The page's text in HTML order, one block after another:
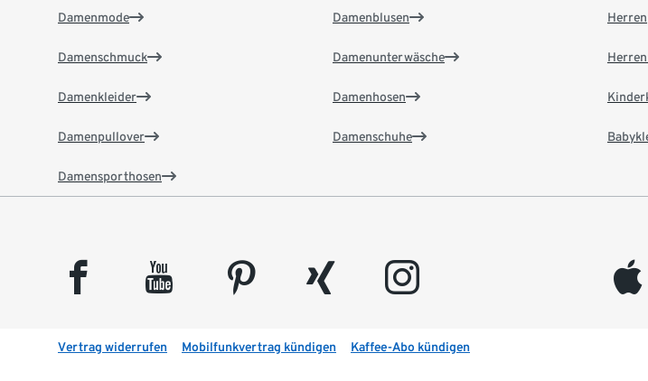
Damenmode
Damenschmuck
Damenkleider
Damenpullover
Damensporthosen
Damenblusen
Damenunterwäsche
Damenhosen
Damenschuhe
facebook youtube pinterest xing instagram appleinc
Vertrag widerrufen Mobilfunkvertrag kündigen Kaffee-Abo kündigen